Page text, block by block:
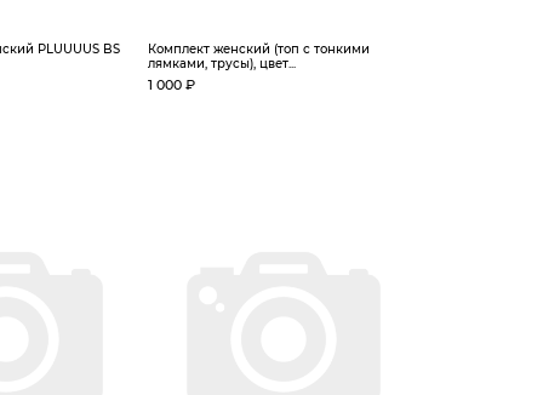
PLUUUUS BS
Комплект женский (топ с тонкими
лямками, трусы), цвет...
1 000 ₽